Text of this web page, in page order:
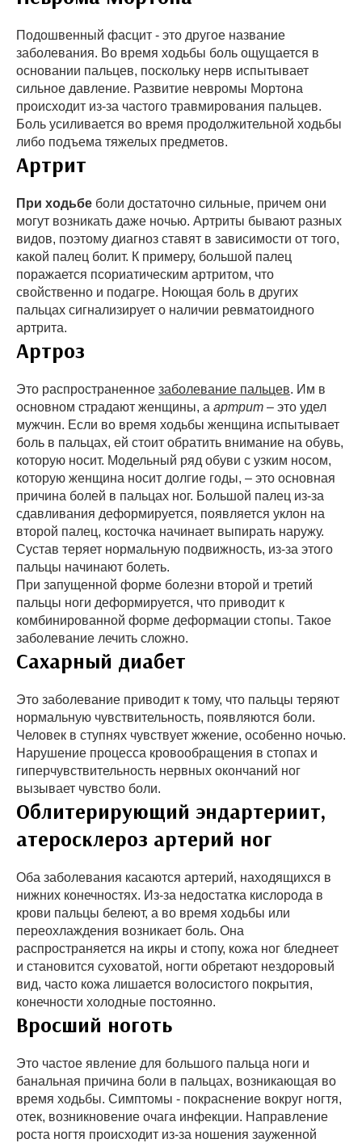
Подошвенный фасцит - это другое название
заболевания. Во время ходьбы боль ощущается в
основании пальцев, поскольку нерв испытывает
сильное давление. Развитие невромы Мортона
происходит из-за частого травмирования пальцев.
Боль усиливается во время продолжительной ходьбы
либо подъема тяжелых предметов.
Артрит
При ходьбе боли достаточно сильные, причем они
могут возникать даже ночью. Артриты бывают разных
видов, поэтому диагноз ставят в зависимости от того,
какой палец болит. К примеру, большой палец
поражается псориатическим артритом, что
свойственно и подагре. Ноющая боль в других
пальцах сигнализирует о наличии ревматоидного
артрита.
Артроз
Это распространенное заболевание пальцев. Им в
основном страдают женщины, а артрит – это удел
мужчин. Если во время ходьбы женщина испытывает
боль в пальцах, ей стоит обратить внимание на обувь,
которую носит. Модельный ряд обуви с узким носом,
которую женщина носит долгие годы, – это основная
причина болей в пальцах ног. Большой палец из-за
сдавливания деформируется, появляется уклон на
второй палец, косточка начинает выпирать наружу.
Сустав теряет нормальную подвижность, из-за этого
пальцы начинают болеть.
При запущенной форме болезни второй и третий
пальцы ноги деформируется, что приводит к
комбинированной форме деформации стопы. Такое
заболевание лечить сложно.
Сахарный диабет
Это заболевание приводит к тому, что пальцы теряют
нормальную чувствительность, появляются боли.
Человек в ступнях чувствует жжение, особенно ночью.
Нарушение процесса кровообращения в стопах и
гиперчувствительность нервных окончаний ног
вызывает чувство боли.
Облитерирующий эндартериит,
атеросклероз артерий ног
Оба заболевания касаются артерий, находящихся в
нижних конечностях. Из-за недостатка кислорода в
крови пальцы белеют, а во время ходьбы или
переохлаждения возникает боль. Она
распространяется на икры и стопу, кожа ног бледнеет
и становится суховатой, ногти обретают нездоровый
вид, часто кожа лишается волосистого покрытия,
конечности холодные постоянно.
Вросший ноготь
Это частое явление для большого пальца ноги и
банальная причина боли в пальцах, возникающая во
время ходьбы. Симптомы - покраснение вокруг ногтя,
отек, возникновение очага инфекции. Направление
роста ногтя происходит из-за ношения зауженной